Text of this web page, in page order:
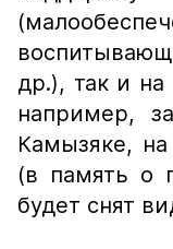
др.), так и
например,
Камызяке,
(в память о
будет снят